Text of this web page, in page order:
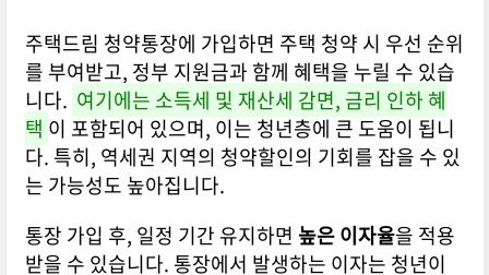
주택드림 청약통장에 가입하면 주택 청약 시 우선 순위
를 부여받고, 정부 지원금과 함께 혜택을 누릴 수 있습
니다. 여기에는 소득세 및 재산세 감면, 금리 인하 혜
택 이 포함되어 있으며, 이는 청년층에 큰 도움이 됩니
다. 특히, 역세권 지역의 청약할인의 기회를 잡을 수 있
는 가능성도 높아집니다.
통장 가입 후, 일정 기간 유지하면 높은 이자율을 적용
받을 수 있습니다. 통장에서 발생하는 이자는 청년이